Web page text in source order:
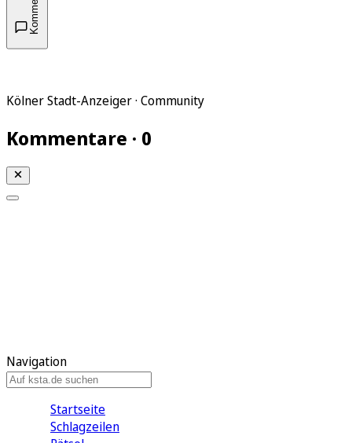
Kölner Stadt-Anzeiger · Community
Kommentare · 0
Navigation
Startseite
Schlagzeilen